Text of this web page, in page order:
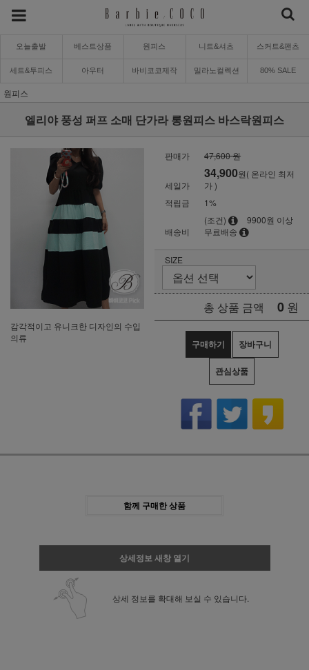
오늘출발 베스트상품 원피스 니트&셔츠 스커트&팬츠
세트&투피스 아우터 바비코코제작 밀라노컬렉션 80% SALE
원피스
엘리야 풍성 퍼프 소매 단가라 롱원피스 바스락원피스
감각적이고 유니크한 디자인의 수입
의류
판매가 47,600 원
세일가
34,900원( 온라인 최저
가 )
적립금
1%
배송비
(조건)
9900원 이상
무료배송
SIZE
총 상품 금액 0 원
구매하기 장바구니
관심상품
함께 구매한 상품
상세정보 새창 열기
상세 정보를 확대해 보실 수 있습니다.